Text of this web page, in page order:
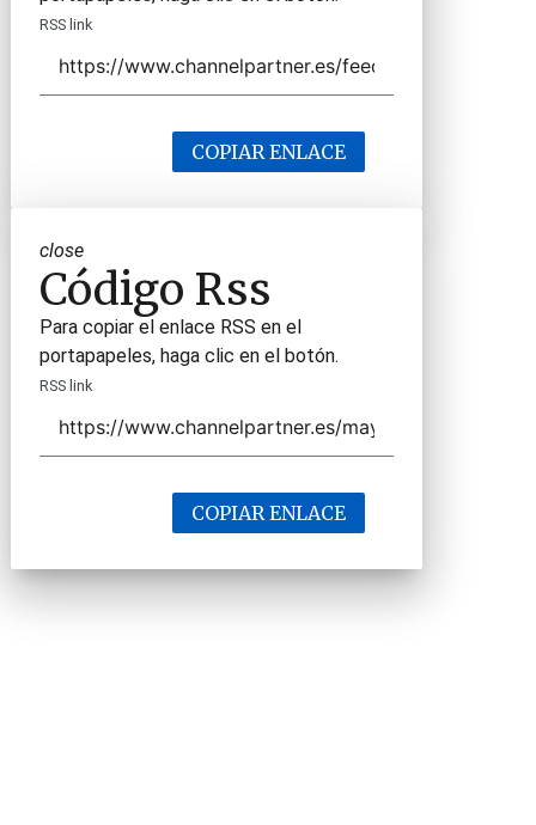
RSS link
COPIAR ENLACE
close
Código Rss
Para copiar el enlace RSS en el
portapapeles, haga clic en el botón.
RSS link
COPIAR ENLACE